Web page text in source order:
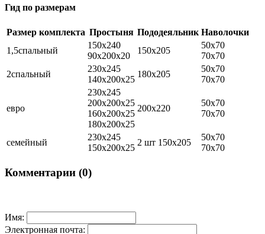
Гид по размерам
Размер комплекта Простыня Пододеяльник Наволочки
1,5спальный
150х240
90х200х20
150х205
50х70
70х70
2спальный
230х245
140х200х25
180х205
50х70
70х70
евро
230х245
200х200х25
160х200х25
180х200х25
200х220
50х70
70х70
семейный
230х245
150х200х25
2 шт 150х205
50х70
70х70
Комментарии (0)
Имя:
Электронная почта: